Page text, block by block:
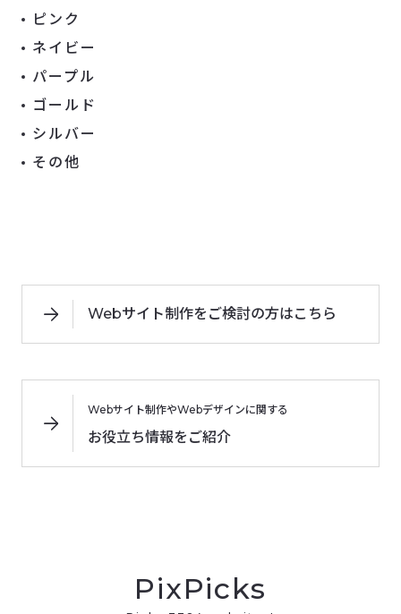
ピンク
ネイビー
パープル
ゴールド
シルバー
その他
Webサイト制作をご検討の方はこちら
Webサイト制作やWebデザインに関する
お役立ち情報をご紹介
PixPicks